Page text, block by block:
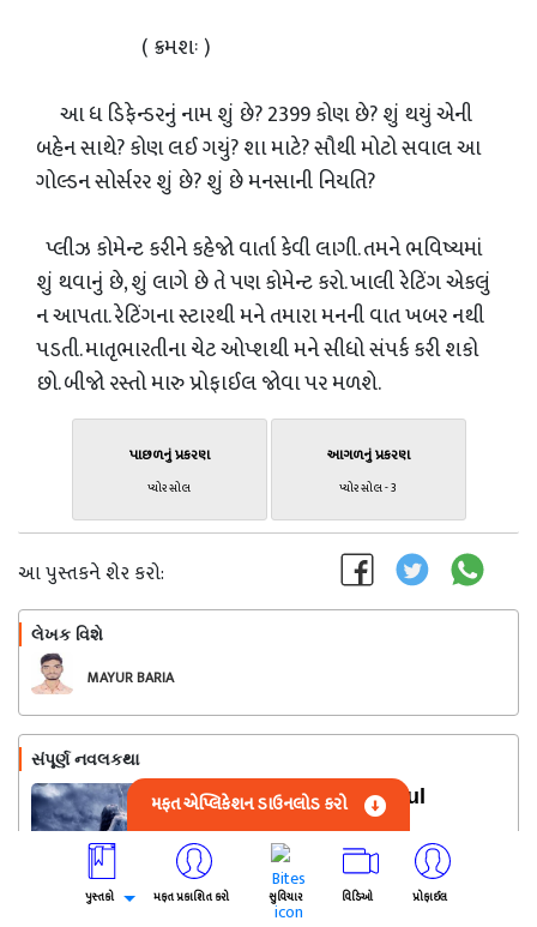
( ક્રમશઃ )
આ ધ ડિફેન્ડરનું નામ શું છે? 2399 કોણ છે? શું થયું એની
બહેન સાથે? કોણ લઈ ગયું? શા માટે? સૌથી મોટો સવાલ આ
ગોલ્ડન સોર્સરર શું છે? શું છે મનસાની નિયતિ?
પ્લીઝ કોમેન્ટ કરીને કહેજો વાર્તા કેવી લાગી. તમને ભવિષ્યમાં
શું થવાનું છે, શું લાગે છે તે પણ કોમેન્ટ કરો. ખાલી રેટિંગ એકલું
ન આપતા. રેટિંગના સ્ટારથી મને તમારા મનની વાત ખબર નથી
પડતી. માતૃભારતીના ચેટ ઓપ્શથી મને સીધો સંપર્ક કરી શકો
છો. બીજો રસ્તો મારુ પ્રોફાઈલ જોવા પર મળશે.
પાછળનું પ્રકરણ
પ્યોર સોલ
આગળનું પ્રકરણ
પ્યોર સોલ - 3
આ પુસ્તકને શેર કરો:
લેખક વિશે
MAYUR BARIA
સંપૂર્ણ નવલકથા
Pure Soul
દ્વારા MAYUR BARIA
(71.4k)
16.9k
6.4k
મફત એપ્લિકેશન ડાઉનલોડ કરો
પુસ્તકો મફત પ્રકાશિત કરો સુવિચાર વિડિઓ પ્રોફાઈલ